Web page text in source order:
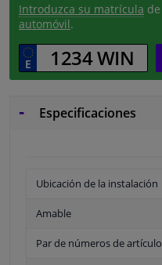
Introduzca su matrícula de
automóvil.
Especificaciones
Ubicación de la instalación
Amable
Par de números de artículo